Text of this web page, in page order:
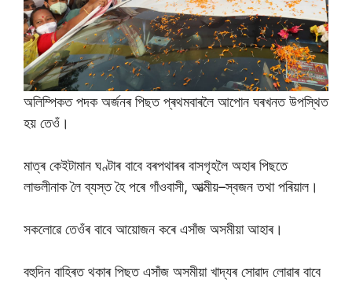
অলিম্পিকত পদক অৰ্জনৰ পিছত প্ৰথমবাৰলৈ আপোন ঘৰখনত উপস্থিত
হয় তেওঁ।
মাত্ৰ কেইটামান ঘণ্টাৰ বাবে বৰপথাৰৰ বাসগৃহলৈ অহাৰ পিছতে
লাভলীনাক লৈ ব্যস্ত হৈ পৰে গাঁওবাসী, আত্মীয়–স্বজন তথা পৰিয়াল।
সকলোৱে তেওঁৰ বাবে আয়োজন কৰে এসাঁজ অসমীয়া আহাৰ।
বহুদিন বাহিৰত থকাৰ পিছত এসাঁজ অসমীয়া খাদ্যৰ সোৱাদ লোৱাৰ বাবে